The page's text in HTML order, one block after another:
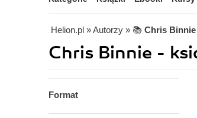
Helion.pl » Autorzy » 📚 Chris Binnie
Chris Binnie -
Format